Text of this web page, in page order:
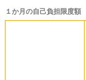
１か月の自己負担限度額